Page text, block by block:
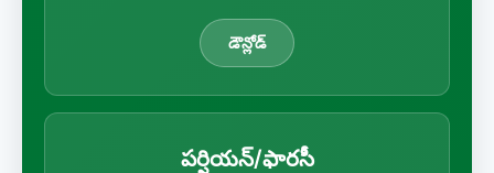
డౌన్లోడ్
పర్షియన్/ఫారసీ